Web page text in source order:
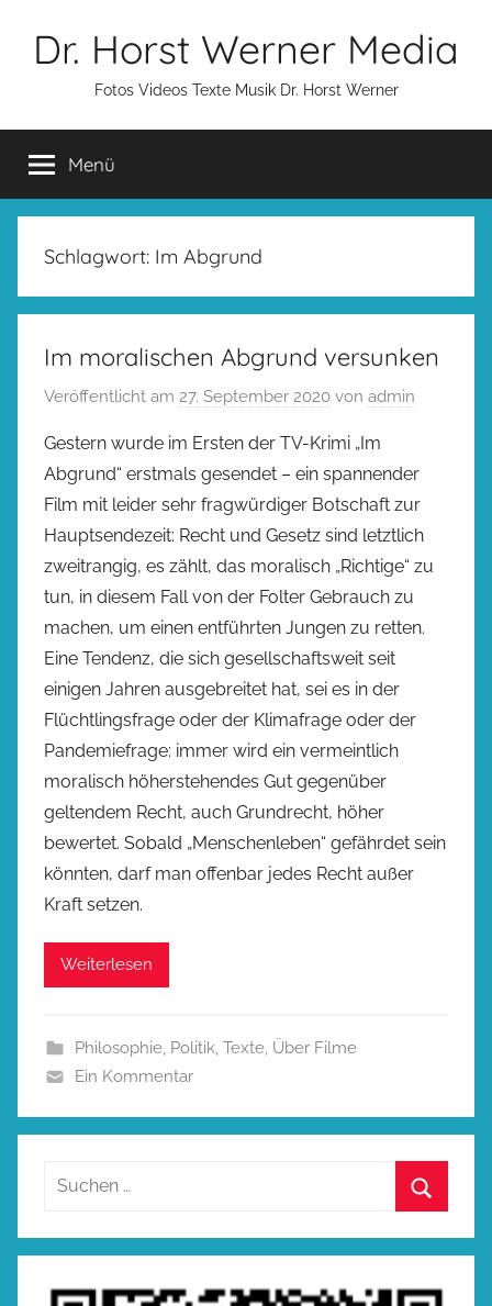
InhaltDr. Horst Werner Media
Fotos Videos Texte Musik Dr. Horst Werner
Menü
Schlagwort: Im Abgrund
Im moralischen Abgrund versunken
Veröffentlicht am 27. September 2020 von admin
Gestern wurde im Ersten der TV-Krimi „Im
Abgrund“ erstmals gesendet – ein spannender
Film mit leider sehr fragwürdiger Botschaft zur
Hauptsendezeit: Recht und Gesetz sind letztlich
zweitrangig, es zählt, das moralisch „Richtige“ zu
tun, in diesem Fall von der Folter Gebrauch zu
machen, um einen entführten Jungen zu retten.
Eine Tendenz, die sich gesellschaftsweit seit
einigen Jahren ausgebreitet hat, sei es in der
Flüchtlingsfrage oder der Klimafrage oder der
Pandemiefrage: immer wird ein vermeintlich
moralisch höherstehendes Gut gegenüber
geltendem Recht, auch Grundrecht, höher
bewertet. Sobald „Menschenleben“ gefährdet sein
könnten, darf man offenbar jedes Recht außer
Kraft setzen.
Weiterlesen
Philosophie, Politik, Texte, Über Filme
Ein Kommentar
Suchen